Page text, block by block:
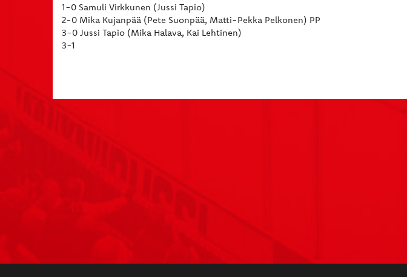
1-0 Samuli Virkkunen (Jussi Tapio)
2-0 Mika Kujanpää (Pete Suonpää, Matti-Pekka Pelkonen) PP
3-0 Jussi Tapio (Mika Halava, Kai Lehtinen)
3-1